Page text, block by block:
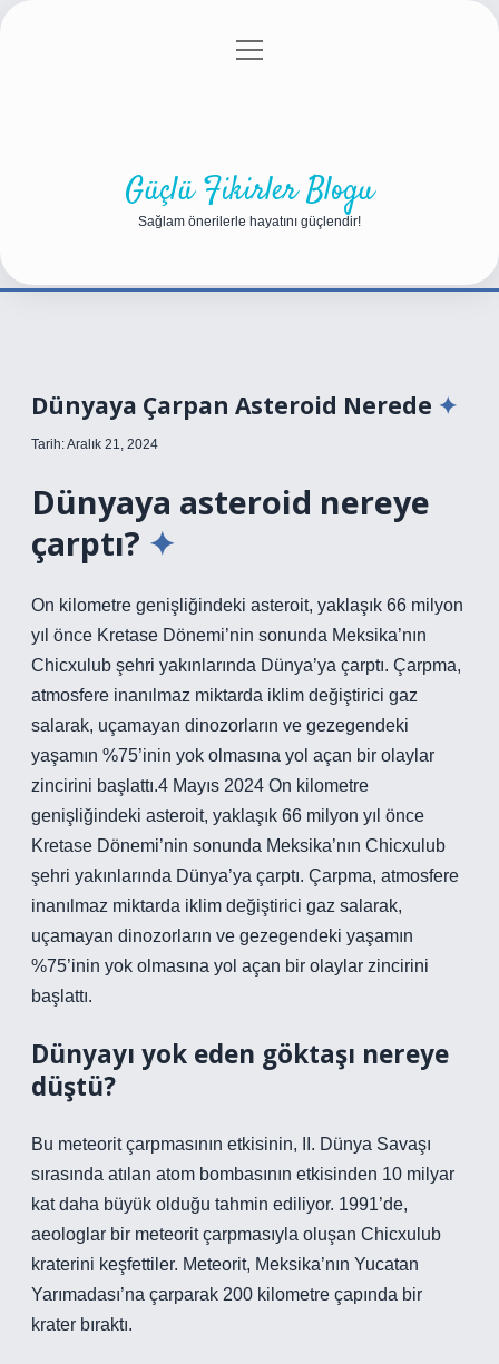
Gizlilik Politikası
menüyü
Güçlü Fikirler Blogu
Sağlam önerilerle hayatını güçlendir!
Dünyaya Çarpan Asteroid Nerede
Tarih: Aralık 21, 2024
Dünyaya asteroid nereye
çarptı?
On kilometre genişliğindeki asteroit, yaklaşık 66 milyon
yıl önce Kretase Dönemi’nin sonunda Meksika’nın
Chicxulub şehri yakınlarında Dünya’ya çarptı. Çarpma,
atmosfere inanılmaz miktarda iklim değiştirici gaz
salarak, uçamayan dinozorların ve gezegendeki
yaşamın %75’inin yok olmasına yol açan bir olaylar
zincirini başlattı.4 Mayıs 2024 On kilometre
genişliğindeki asteroit, yaklaşık 66 milyon yıl önce
Kretase Dönemi’nin sonunda Meksika’nın Chicxulub
şehri yakınlarında Dünya’ya çarptı. Çarpma, atmosfere
inanılmaz miktarda iklim değiştirici gaz salarak,
uçamayan dinozorların ve gezegendeki yaşamın
%75’inin yok olmasına yol açan bir olaylar zincirini
başlattı.
Dünyayı yok eden göktaşı nereye
düştü?
Bu meteorit çarpmasının etkisinin, II. Dünya Savaşı
sırasında atılan atom bombasının etkisinden 10 milyar
kat daha büyük olduğu tahmin ediliyor. 1991’de,
aeologlar bir meteorit çarpmasıyla oluşan Chicxulub
kraterini keşfettiler. Meteorit, Meksika’nın Yucatan
Yarımadası’na çarparak 200 kilometre çapında bir
krater bıraktı.